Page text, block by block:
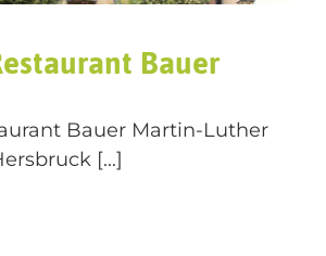
Bauer
Bauer Martin-Luther
[...]